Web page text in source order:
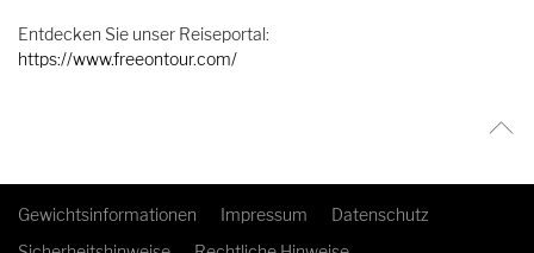
Entdecken Sie unser Reiseportal:
https://www.freeontour.com/
Gewichtsinformationen Impressum
Datenschutz